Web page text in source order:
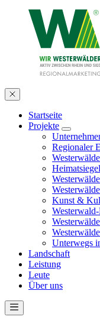
Startseite
Projekte
Regionaler
Kunst &
Unterwegs
Landschaft
Leistung
Leute
Über uns